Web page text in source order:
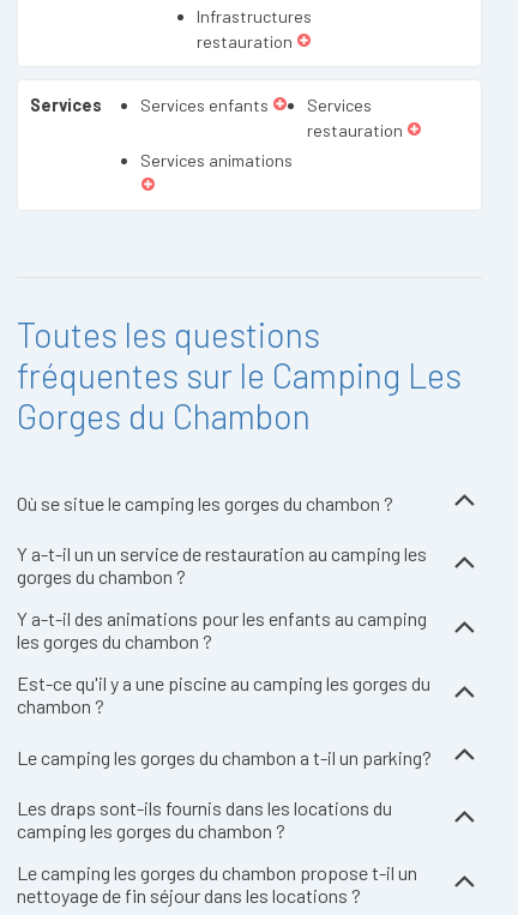
Infrastructures
restauration
Services Services enfants
Services
restauration
Services animations
Toutes les questions
fréquentes sur le Camping Les
Gorges du Chambon
Où se situe le camping les gorges du chambon ?
Y a-t-il un un service de restauration au camping les
gorges du chambon ?
Y a-t-il des animations pour les enfants au camping
les gorges du chambon ?
Est-ce qu'il y a une piscine au camping les gorges du
chambon ?
Le camping les gorges du chambon a t-il un parking?
Les draps sont-ils fournis dans les locations du
camping les gorges du chambon ?
Le camping les gorges du chambon propose t-il un
nettoyage de fin séjour dans les locations ?